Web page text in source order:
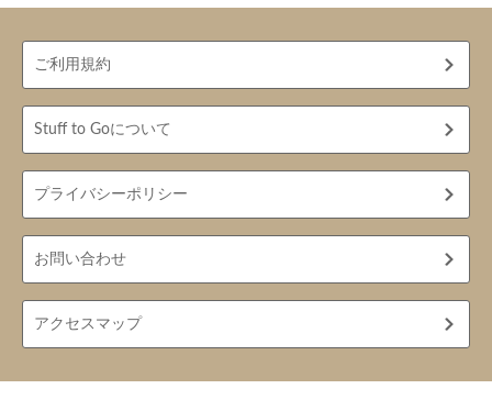
ご利用規約
Stuff to Goについて
プライバシーポリシー
お問い合わせ
アクセスマップ